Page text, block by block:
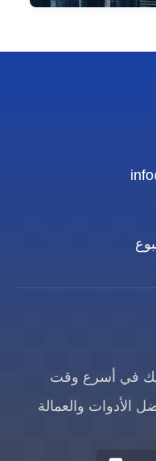
في أسرع وقت
والعمالة